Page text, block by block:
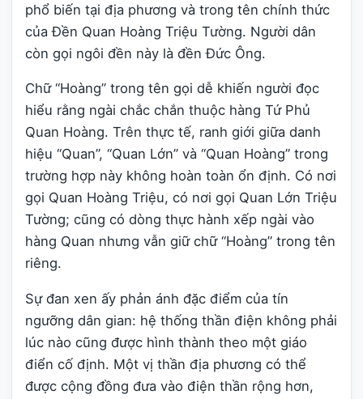
phổ biến tại địa phương và trong tên chính thức
của Đền Quan Hoàng Triệu Tường. Người dân
còn gọi ngôi đền này là đền Đức Ông.
Chữ “Hoàng” trong tên gọi dễ khiến người đọc
hiểu rằng ngài chắc chắn thuộc hàng Tứ Phủ
Quan Hoàng. Trên thực tế, ranh giới giữa danh
hiệu “Quan”, “Quan Lớn” và “Quan Hoàng” trong
trường hợp này không hoàn toàn ổn định. Có nơi
gọi Quan Hoàng Triệu, có nơi gọi Quan Lớn Triệu
Tường; cũng có dòng thực hành xếp ngài vào
hàng Quan nhưng vẫn giữ chữ “Hoàng” trong tên
riêng.
Sự đan xen ấy phản ánh đặc điểm của tín
ngưỡng dân gian: hệ thống thần điện không phải
lúc nào cũng được hình thành theo một giáo
điển cố định. Một vị thần địa phương có thể
được cộng đồng đưa vào điện thần rộng hơn,